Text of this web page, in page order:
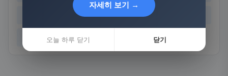
전남 경북
자세히 보기 →
오늘 하루 닫기 닫기